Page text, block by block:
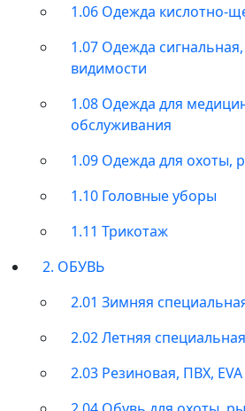
1.06 Одежда кислотно-
1.07 Одежда
видимости
1.08 Одежда для
обслуживания
1.09 Одежда для охоты,
1.10 Головные уборы
1.11 Трикотаж
2. ОБУВЬ
2.01 Зимняя
2.02 Летняя
2.03 Резиновая, ПВХ,